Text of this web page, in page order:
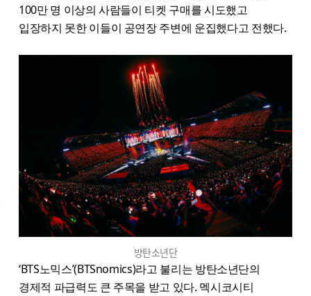
100만 명 이상의 사람들이 티켓 구매를 시도했고
입장하지 못한 이들이 공연장 주변에 운집했다고 전했다.
방탄소년단
‘BTS노믹스’(BTSnomics)라고 불리는 방탄소년단의
경제적 파급력도 큰 주목을 받고 있다. 멕시코시티